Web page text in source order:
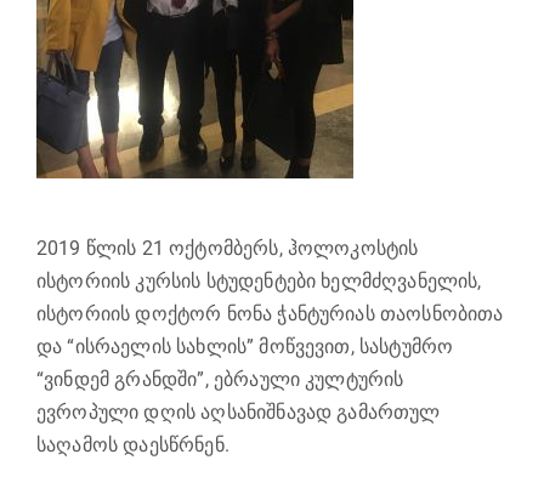
2019 წლის 21 ოქტომბერს, ჰოლოკოსტის
ისტორიის კურსის სტუდენტები ხელმძღვანელის,
ისტორიის დოქტორ ნონა ჭანტურიას თაოსნობითა
და “ისრაელის სახლის” მოწვევით, სასტუმრო
“ვინდემ გრანდში”, ებრაული კულტურის
ევროპული დღის აღსანიშნავად გამართულ
საღამოს დაესწრნენ.